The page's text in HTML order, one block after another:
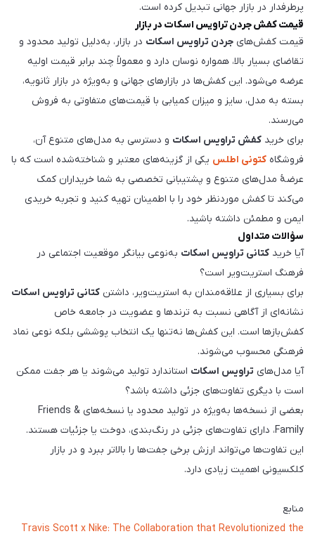
پرطرفدار در بازار جهانی تبدیل کرده است.
قیمت کفش جردن تراویس اسکات در بازار
قیمت کفش‌های جردن تراویس اسکات در بازار، به‌دلیل تولید محدود و
تقاضای بسیار بالا، همواره نوسان دارد و معمولاً چند برابر قیمت اولیه
عرضه می‌شود. این کفش‌ها در بازارهای جهانی و به‌ویژه در بازار ثانویه،
بسته به مدل، سایز و میزان کمیابی با قیمت‌های متفاوتی به فروش
می‌رسند.
برای خرید کفش تراویس اسکات و دسترسی به مدل‌های متنوع آن،
فروشگاه کتونی اطلس یکی از گزینه‌های معتبر و شناخته‌شده است که با
عرضۀ مدل‌های متنوع و پشتیبانی تخصصی به شما خریداران کمک
می‌کند تا کفش موردنظر خود را با اطمینان تهیه کنید و تجربه خریدی
ایمن و مطمئن داشته باشید.
سؤالات متداول
آیا خرید کتانی تراویس اسکات به‌نوعی بیانگر موقعیت اجتماعی در
فرهنگ استریت‌ویر است؟
برای بسیاری از علاقه‌مندان به استریت‌ویر، داشتن کتانی تراویس اسکات
نشانه‌ای از آگاهی نسبت به ترندها و عضویت در جامعه خاص
کفش‌بازها است. این کفش‌ها نه‌تنها یک انتخاب پوششی بلکه نوعی نماد
فرهنگی محسوب می‌شوند.
آیا مدل‌های تراویس اسکات استاندارد تولید می‌شوند یا هر جفت ممکن
است با دیگری تفاوت‌های جزئی داشته باشد؟
بعضی از نسخه‌ها به‌ویژه در تولید محدود یا نسخه‌های Friends &
Family، دارای تفاوت‌های جزئی در رنگ‌بندی، دوخت یا جزئیات هستند.
این تفاوت‌ها می‌تواند ارزش برخی جفت‌ها را بالاتر ببرد و در بازار
کلکسیونی اهمیت زیادی دارد.
منابع
Travis Scott x Nike: The Collaboration that Revolutionized the